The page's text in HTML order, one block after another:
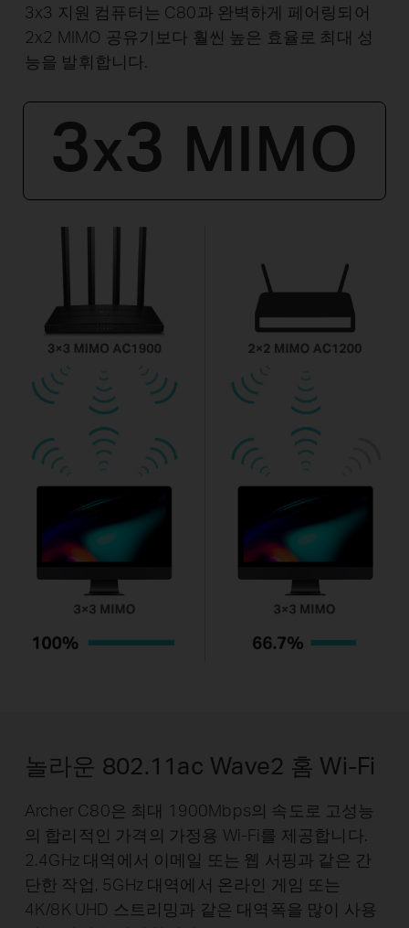
3x3 지원 컴퓨터는 C80과 완벽하게 페어링되어
2x2 MIMO 공유기보다 훨씬 높은 효율로 최대 성
능을 발휘합니다.
3x3 MIMO
놀라운 802.11ac Wave2 홈 Wi-Fi
Archer C80은 최대 1900Mbps의 속도로 고성능
의 합리적인 가격의 가정용 Wi-Fi를 제공합니다.
2.4GHz 대역에서 이메일 또는 웹 서핑과 같은 간
단한 작업, 5GHz 대역에서 온라인 게임 또는
4K/8K UHD 스트리밍과 같은 대역폭을 많이 사용